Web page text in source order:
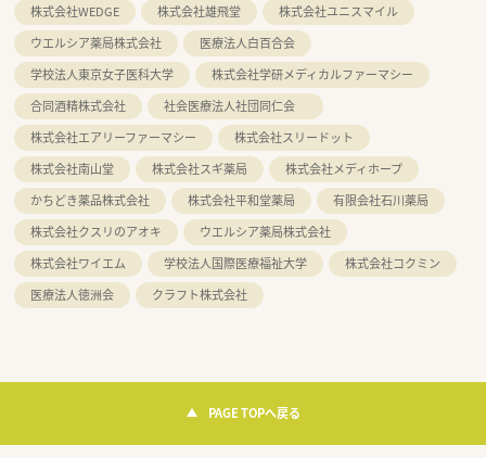
株式会社WEDGE
株式会社雄飛堂
株式会社ユニスマイル
ウエルシア薬局株式会社
医療法人白百合会
学校法人東京女子医科大学
株式会社学研メディカルファーマシー
合同酒精株式会社
社会医療法人社団同仁会
株式会社エアリーファーマシー
株式会社スリードット
株式会社南山堂
株式会社スギ薬局
株式会社メディホープ
かちどき薬品株式会社
株式会社平和堂薬局
有限会社石川薬局
株式会社クスリのアオキ
ウエルシア薬局株式会社
株式会社ワイエム
学校法人国際医療福祉大学
株式会社コクミン
医療法人徳洲会
クラフト株式会社
PAGE TOPへ戻る